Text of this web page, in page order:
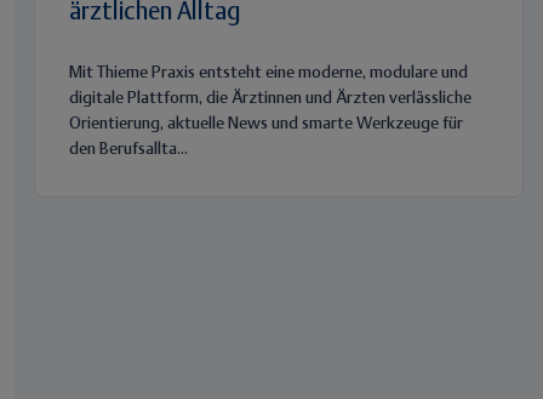
ärztlichen Alltag
Mit Thieme Praxis entsteht eine moderne, modulare und
digitale Plattform, die Ärztinnen und Ärzten verlässliche
Orientierung, aktuelle News und smarte Werkzeuge für
den Berufsallta...